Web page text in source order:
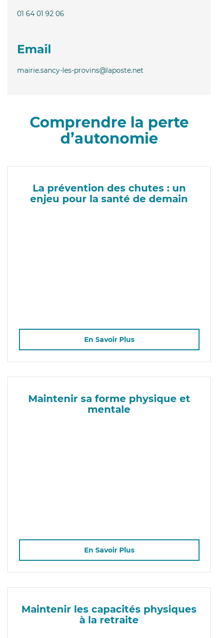
01 64 01 92 06
Email
mairie.sancy-les-provins@laposte.net
Comprendre la perte
d’autonomie
La prévention des chutes : un
enjeu pour la santé de demain
En Savoir Plus
Maintenir sa forme physique et
mentale
En Savoir Plus
Maintenir les capacités physiques
à la retraite